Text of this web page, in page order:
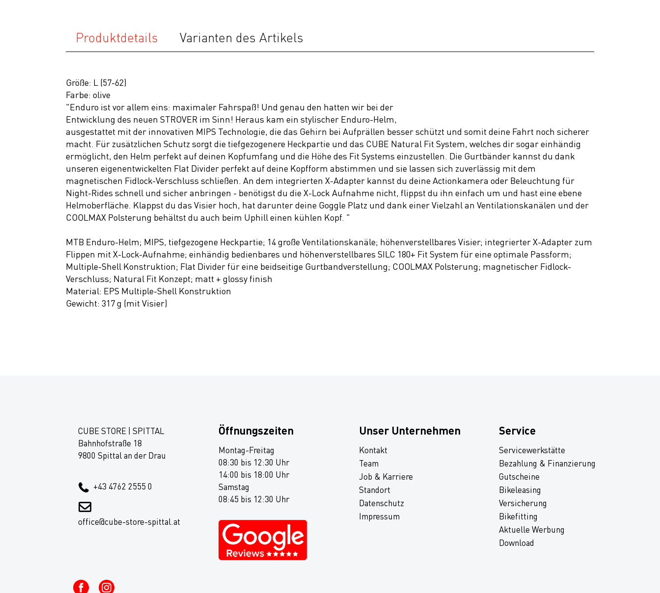
Produktdetails Varianten des Artikels
Größe: L (57-62)
Farbe: olive
"Enduro ist vor allem eins: maximaler Fahrspaß! Und genau den hatten wir bei der
Entwicklung des neuen STROVER im Sinn! Heraus kam ein stylischer Enduro-Helm,
ausgestattet mit der innovativen MIPS Technologie, die das Gehirn bei Aufprällen besser schützt und somit deine Fahrt noch sicherer
macht. Für zusätzlichen Schutz sorgt die tiefgezogenere Heckpartie und das CUBE Natural Fit System, welches dir sogar einhändig
ermöglicht, den Helm perfekt auf deinen Kopfumfang und die Höhe des Fit Systems einzustellen. Die Gurtbänder kannst du dank
unseren eigenentwickelten Flat Divider perfekt auf deine Kopfform abstimmen und sie lassen sich zuverlässig mit dem
magnetischen Fidlock-Verschluss schließen. An dem integrierten X-Adapter kannst du deine Actionkamera oder Beleuchtung für
Night-Rides schnell und sicher anbringen - benötigst du die X-Lock Aufnahme nicht, flippst du ihn einfach um und hast eine ebene
Helmoberfläche. Klappst du das Visier hoch, hat darunter deine Goggle Platz und dank einer Vielzahl an Ventilationskanälen und der
COOLMAX Polsterung behältst du auch beim Uphill einen kühlen Kopf. "
MTB Enduro-Helm; MIPS, tiefgezogene Heckpartie; 14 große Ventilationskanäle; höhenverstellbares Visier; integrierter X-Adapter zum
Flippen mit X-Lock-Aufnahme; einhändig bedienbares und höhenverstellbares SILC 180+ Fit System für eine optimale Passform;
Multiple-Shell Konstruktion; Flat Divider für eine beidseitige Gurtbandverstellung; COOLMAX Polsterung; magnetischer Fidlock-
Verschluss; Natural Fit Konzept; matt + glossy finish
Material: EPS Multiple-Shell Konstruktion
Gewicht: 317 g (mit Visier)
CUBE STORE | SPITTAL
Bahnhofstraße 18
9800 Spittal an der Drau
+43 4762 2555 0
office@cube-store-spittal.at
Öffnungszeiten
Montag-Freitag
08:30 bis 12:30 Uhr
14:00 bis 18:00 Uhr
Samstag
08:45 bis 12:30 Uhr
Unser Unternehmen
Kontakt
Team
Job & Karriere
Standort
Datenschutz
Impressum
Service
Servicewerkstätte
Bezahlung & Finanzierung
Gutscheine
Bikeleasing
Versicherung
Bikefitting
Aktuelle Werbung
Download